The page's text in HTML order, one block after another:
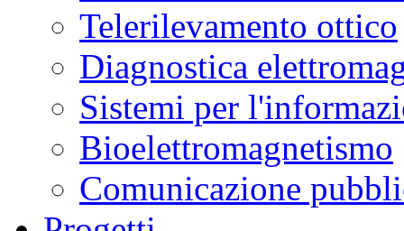
Telerilevamento ottico
Diagnostica
Sistemi per
Bioelettromagnetismo
Comunicazione